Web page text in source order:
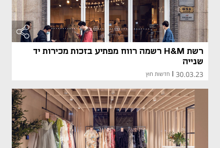
רשת H&M רשמה רווח מפתיע בזכות מכירות יד
שנייה
30.03.23
| חדשות חוץ